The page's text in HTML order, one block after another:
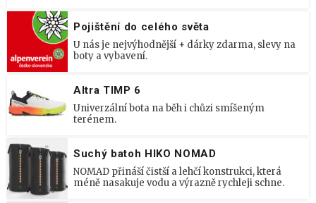
Pojištění do celého světa
U nás je nejvýhodnější + dárky zdarma, slevy na
boty a vybavení.
Altra TIMP 6
Univerzální bota na běh i chůzi smíšeným
terénem.
Suchý batoh HIKO NOMAD
NOMAD přináší čistší a lehčí konstrukci, která
méně nasakuje vodu a výrazně rychleji schne.